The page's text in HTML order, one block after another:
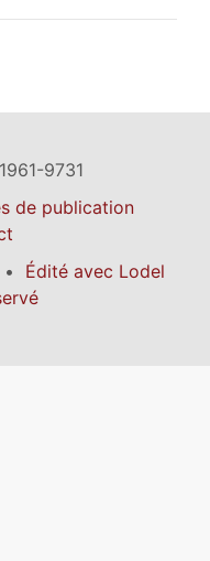
9731
de publication
Édité avec Lodel